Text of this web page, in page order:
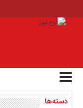
صفحه
اصلی
اخبار
اقتصادی
دسته‌ها